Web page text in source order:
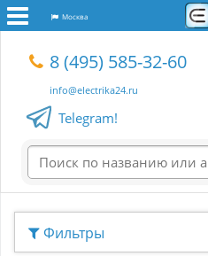
Москва
8 (495) 585-32-60
info@electrika24.ru
Telegram!
Фильтры